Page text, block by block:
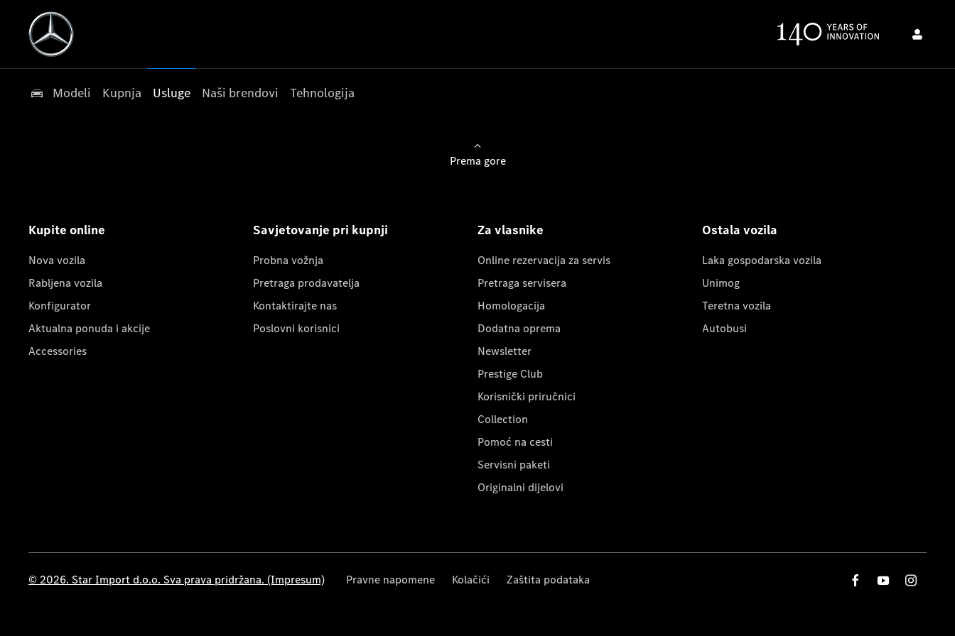
Modeli Kupnja Usluge Naši brendovi Tehnologija
Prema gore
Kupite online
Nova vozila
Rabljena vozila
Konfigurator
Aktualna ponuda i akcije
Accessories
Savjetovanje pri kupnji
Probna vožnja
Pretraga prodavatelja
Kontaktirajte nas
Poslovni korisnici
Za vlasnike
Online rezervacija za servis
Pretraga servisera
Homologacija
Dodatna oprema
Newsletter
Prestige Club
Korisnički priručnici
Collection
Pomoć na cesti
Servisni paketi
Originalni dijelovi
Ostala vozila
Laka gospodarska vozila
Unimog
Teretna vozila
Autobusi
© 2026. Star Import d.o.o. Sva prava pridržana. (Impresum) Pravne napomene Kolačići Zaštita podataka